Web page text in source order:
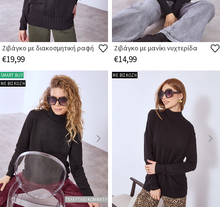
Ζιβάγκο με διακοσμητική ραφή
€19,99
Ζιβάγκο με μανίκι νυχτερίδα
€14,99
SMART BUY
ΜΕ ΒΙΣΚΟΖΗ
ΤΕΛΕΥΤΑΙΟ ΚΟΜΜΑΤΙ!
ΜΕ ΒΙΣΚΟΖΗ